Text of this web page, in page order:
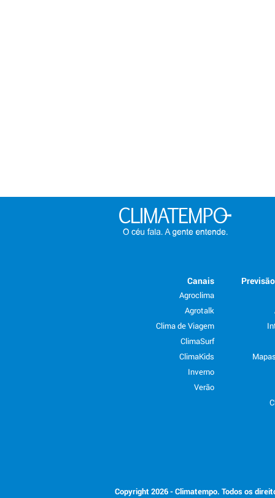
Canais
Agroclima
Agrotalk
Clima de Viagem
ClimaSurf
ClimaKids
Inverno
Verão
Copyright 2026 - Climatempo. Todos os